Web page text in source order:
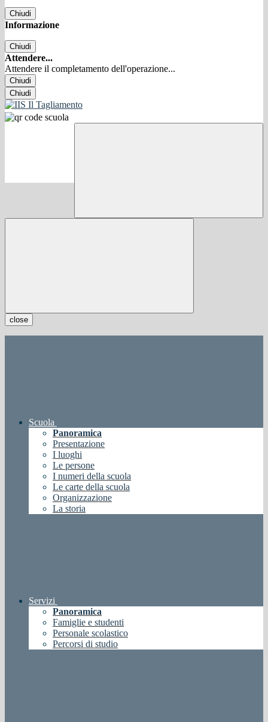
Chiudi
Informazione
Chiudi
Attendere...
Attendere il completamento dell'operazione...
Chiudi
Chiudi
close
Scuola
Panoramica
Presentazione
I luoghi
Le persone
I numeri della scuola
Le carte della scuola
Organizzazione
La storia
Servizi
Panoramica
Famiglie e studenti
Personale scolastico
Percorsi di studio